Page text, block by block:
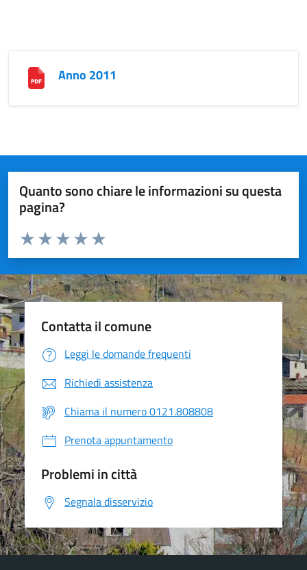
Anno 2011
Quanto sono chiare le informazioni su questa
pagina?
Valuta da 1 a 5 stelle la pagina
Valuta 5 stelle su 5
Valuta 4 stelle su 5
Valuta 3 stelle su 5
Valuta 2 stelle su 5
Valuta 1 stelle su 5
Contatta il comune
Leggi le domande frequenti
Richiedi assistenza
Chiama il numero 0121.808808
Prenota appuntamento
Problemi in città
Segnala disservizio